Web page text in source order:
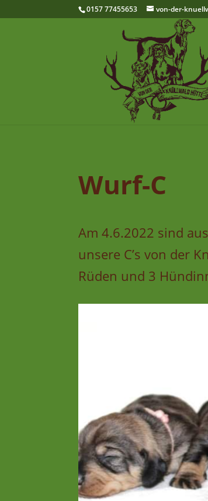
0157 77455653 von-der-
Wurf-C
Am 4.6.2022 sind
unsere C’s von der
Rüden und 3